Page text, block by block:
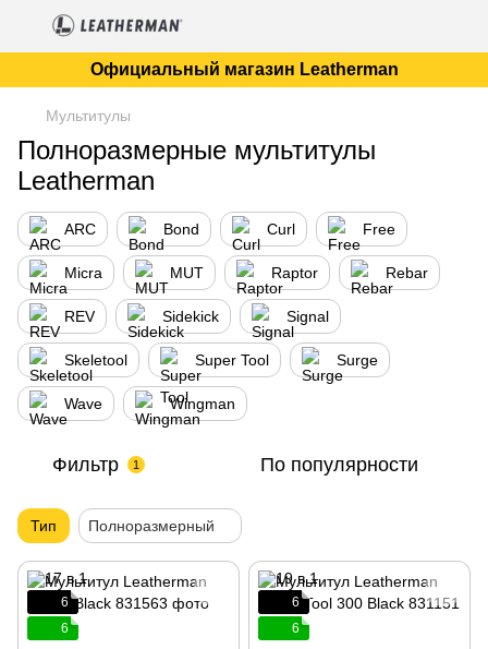
Официальный магазин Leatherman
Мультитулы
Полноразмерные мультитулы
Leatherman
ARC Bond Curl Free
Micra MUT Raptor Rebar
REV Sidekick Signal
Skeletool Super Tool Surge
Wave Wingman
Фильтр 1 По популярности
Тип Полноразмерный
6
6
6
6